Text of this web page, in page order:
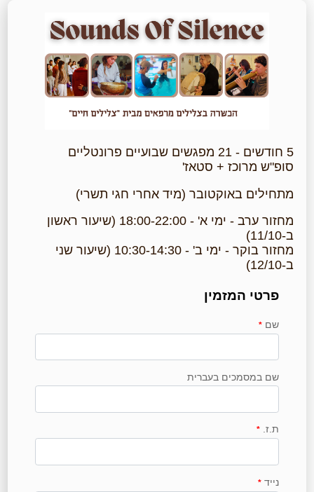
5 חודשים - 21 מפגשים שבועיים פרונטליים
סופ"ש מרוכז + סטאז'
מתחילים באוקטובר (מיד אחרי חגי תשרי)
מחזור ערב - ימי א' - 18:00-22:00 (שיעור ראשון
ב-11/10)
מחזור בוקר - ימי ב' - 10:30-14:30 (שיעור שני
ב-12/10)
פרטי המזמין
שם *
שם במסמכים בעברית
ת.ז. *
נייד *